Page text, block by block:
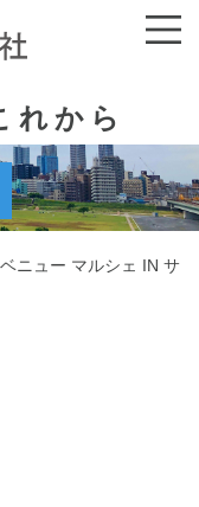
れから
ニュー マルシェ IN サ